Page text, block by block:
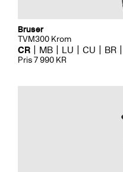
Bruser
TVM300 Krom
CR MB LU CU BR
Pris 7 990 KR